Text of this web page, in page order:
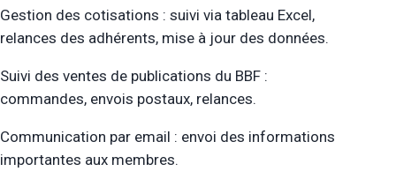
Gestion des cotisations : suivi via tableau Excel,
relances des adhérents, mise à jour des données.
Suivi des ventes de publications du BBF :
commandes, envois postaux, relances.
Communication par email : envoi des informations
importantes aux membres.